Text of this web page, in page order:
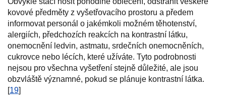
kovové předměty z vyšetřovacího prostoru a předem
informovat personál o jakémkoli možném těhotenství,
alergiích, předchozích reakcích na kontrastní látku,
onemocnění ledvin, astmatu, srdečních onemocněních,
cukrovce nebo lécích, které užíváte. Tyto podrobnosti
nejsou pro všechna vyšetření stejně důležité, ale jsou
obzvláště významné, pokud se plánuje kontrastní látka.
[19]